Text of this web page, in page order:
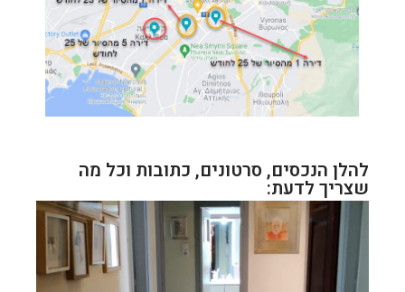
להלן הנכסים, סרטונים, כתובות וכל מה
שצריך לדעת: